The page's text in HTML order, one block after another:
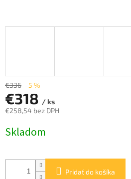
€336 –5 %
€318 / ks
€258,54 bez DPH
cena:
Skladom
Pridať do košíka